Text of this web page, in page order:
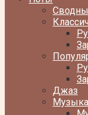
Джаз